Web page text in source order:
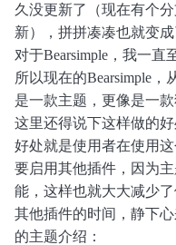
久没更新了（现在有个
新），拼拼凑凑也就变成
对于Bearsimple，我一直
所以现在的Bearsimple
是一款主题，更像是一款
这里还得说下这样做的
好处就是使用者在使用
要启用其他插件，因为
能，这样也就大大减少
其他插件的时间，静下
的主题介绍：